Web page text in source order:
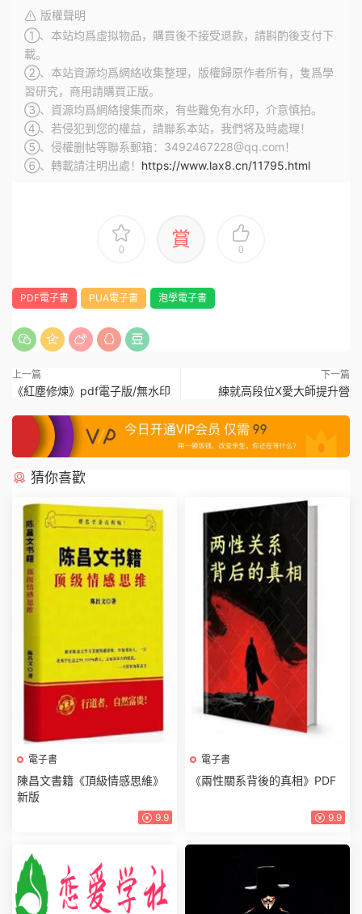
版權聲明
①、本站均爲虛拟物品，購買後不接受退款，請斟酌後支付下
載。
②、本站資源均爲網絡收集整理，版權歸原作者所有，隻爲學
習研究，商用請購買正版。
③、資源均爲網絡搜集而來，有些難免有水印，介意慎拍。
④、若侵犯到您的權益，請聯系本站，我們将及時處理！
⑤、侵權删帖等聯系郵箱：3492467228@qq.com！
⑥、轉載請注明出處！ https://www.lax8.cn/11795.html
0 賞 0
PDF電子書 PUA電子書 泡學電子書
上一篇
《紅塵修煉》pdf電子版/無水印
下一篇
練就高段位X愛大師提升營
猜你喜歡
電子書
陳昌文書籍《頂級情感思維》
新版
9.9
電子書
《兩性關系背後的真相》PDF
9.9